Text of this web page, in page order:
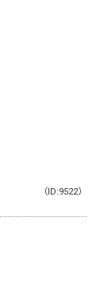
（ID:9522）